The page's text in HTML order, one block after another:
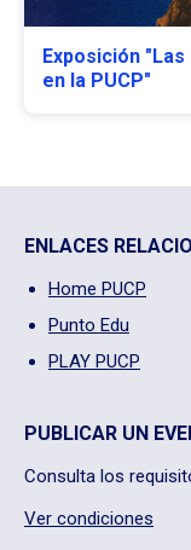
Exposición
en la PUCP"
ENLACES
Home PUCP
Punto Edu
PLAY PUCP
PUBLICAR UN
Consulta los
Ver condiciones